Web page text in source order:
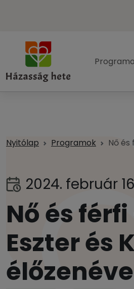
Nyitólap Programok Nő
2024. február
Nő és
Eszter és